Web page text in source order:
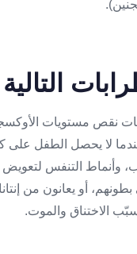
نقص مستويات
لا يحصل الطفل على
وأنماط التنفس لتعويض
بطونهم، أو يعانون من
الاختناق والموت.